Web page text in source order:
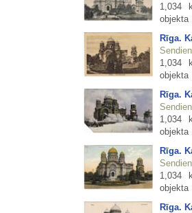
1,034
objekta
Rīga.
1,034
objekta
Rīga.
1,034
objekta
Rīga.
1,034
objekta
Rīga.